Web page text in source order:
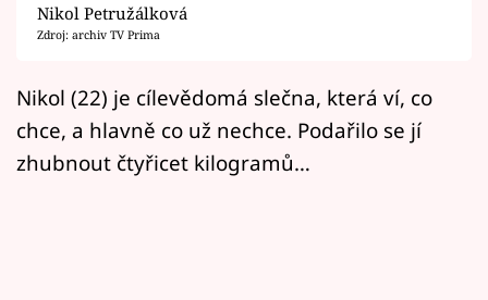
Pořady
Mámy sobě
Přihlášení
Nikol Petružálková
Zdroj: archiv TV Prima
Nikol (22) je cílevědomá slečna, která ví, co
chce, a hlavně co už nechce. Podařilo se jí
zhubnout čtyřicet kilogramů…